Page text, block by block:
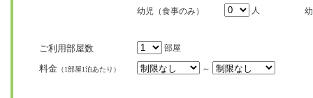
幼児（食事のみ）
人
ご利用部屋数 部屋
料金 （1部屋1泊あたり） ～